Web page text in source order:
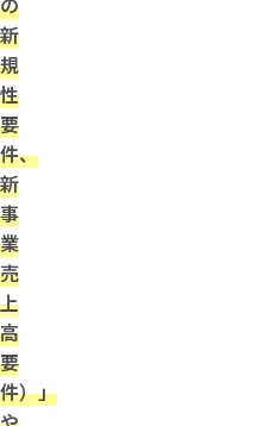
新
規
性
要
件、
新
事
業
売
上
高
要
件）」